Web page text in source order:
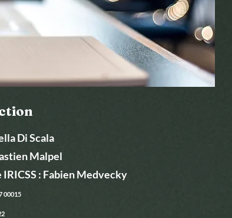
Di Scala
Malpel
: Fabien Medvecky
00015